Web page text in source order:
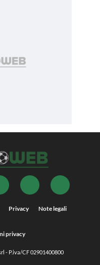
Privacy Note legali
privacy
- P.iva/CF 02901400800